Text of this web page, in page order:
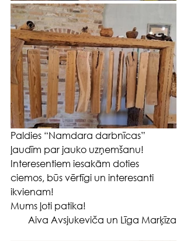
Paldies “Namdara darbnīcas”
ļaudīm par jauko uzņemšanu!
Interesentiem iesakām doties
ciemos, būs vērtīgi un interesanti
ikvienam!
Mums ļoti patika!
Aiva Avsjukeviča un Līga Marķīza